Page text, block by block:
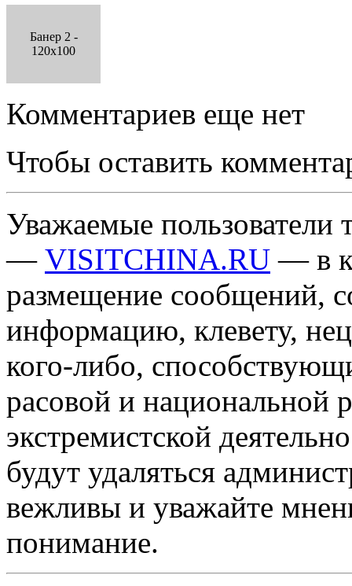
Банер 2 -
120x100
Комментариев еще нет
Чтобы оставить
Уважаемые пользователи
— VISITCHINA.RU — в
размещение сообщений,
информацию, клевету,
кого-либо,
расовой и национальной
экстремистской
будут удаляться
вежливы и уважайте
понимание.